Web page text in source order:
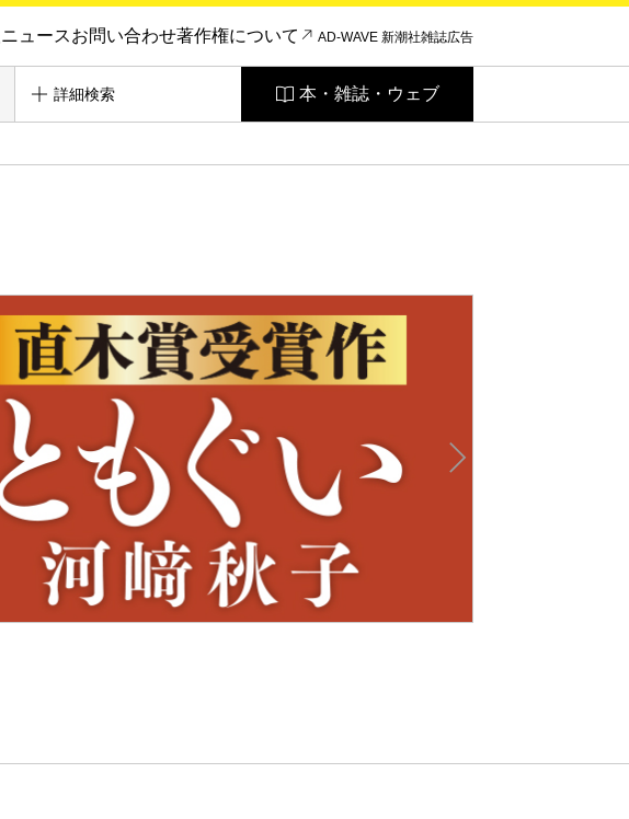
ニュースお問い合わせ著作権について AD-WAVE 新潮社雑誌広告
詳細検索 本・雑誌・ウェブ